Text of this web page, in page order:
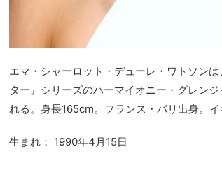
エマ・シャーロット・デューレ・ワトソン
ター』シリーズのハーマイオニー・グレン
れる。身長165cm。フランス・パリ出身。
生まれ： 1990年4月15日